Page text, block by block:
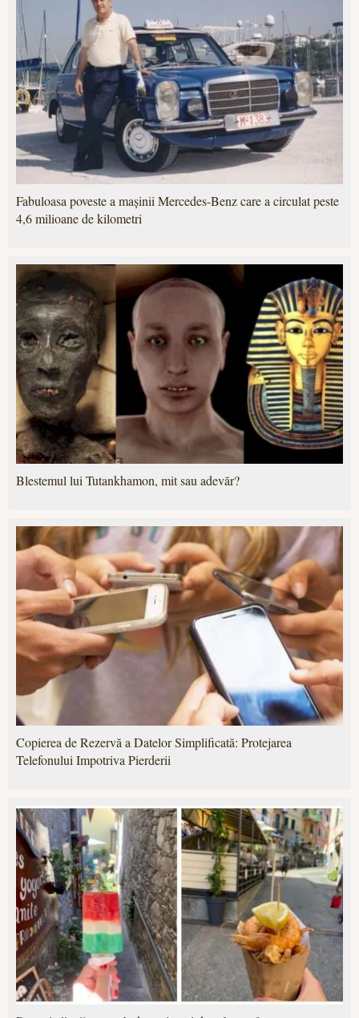
Fabuloasa poveste a mașinii Mercedes-Benz care a circulat peste
4,6 milioane de kilometri
Blestemul lui Tutankhamon, mit sau adevăr?
Copierea de Rezervă a Datelor Simplificată: Protejarea
Telefonului Impotriva Pierderii